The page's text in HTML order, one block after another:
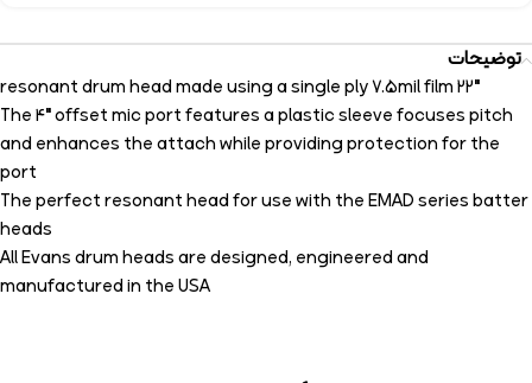
توضیحات
22″ resonant drum head made using a single ply 7.5mil film
The 4″ offset mic port features a plastic sleeve focuses pitch
and enhances the attach while providing protection for the
port
The perfect resonant head for use with the EMAD series batter
heads
All Evans drum heads are designed, engineered and
manufactured in the USA